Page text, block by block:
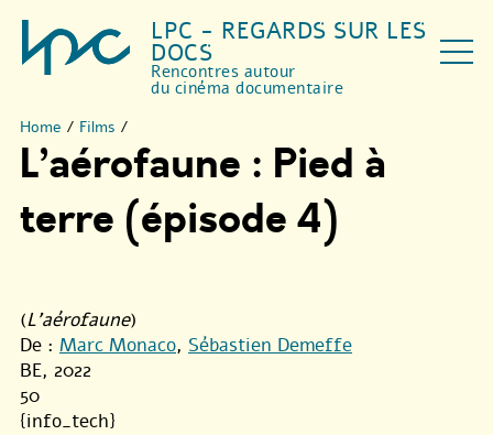
LPC - REGARDS SUR LES
DOCS
Rencontres autour
du cinéma documentaire
Home / Films /
L’aérofaune : Pied à
terre (épisode 4)
(L'aérofaune)
De : Marc Monaco, Sébastien Demeffe
BE, 2022
50
{info_tech}